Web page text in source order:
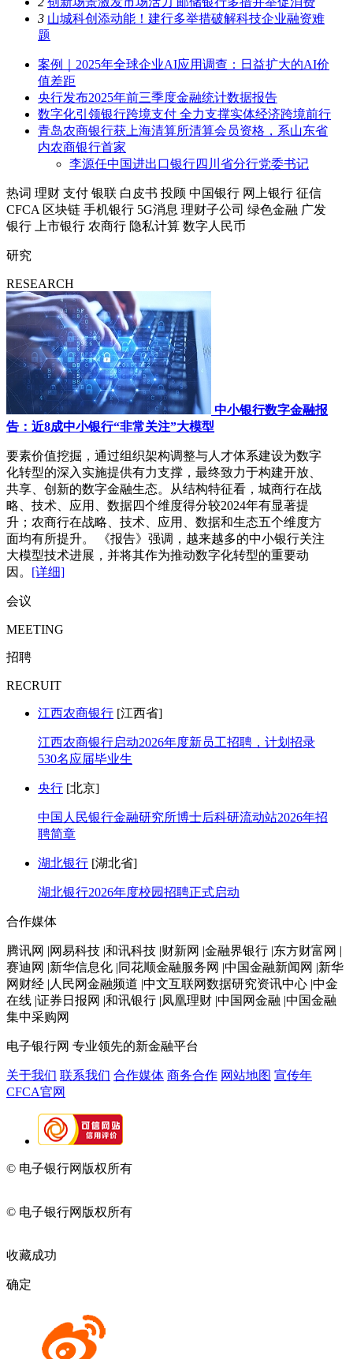
3 山城科创添动能！建行多举措破解科技企业融资难
题
案例｜2025年全球企业AI应用调查：日益扩大的AI价
值差距
央行发布2025年前三季度金融统计数据报告
数字化引领银行跨境支付 全力支撑实体经济跨境前行
青岛农商银行获上海清算所清算会员资格，系山东省
内农商银行首家
李源任中国进出口银行四川省分行党委书记
热词 理财 支付 银联 白皮书 投顾 中国银行 网上银行 征信
CFCA 区块链 手机银行 5G消息 理财子公司 绿色金融 广发
银行
上市银行 农商行 隐私计算 数字人民币
研究
RESEARCH
中小银行数字金融报
告：近8成中小银行“非常关注”大模型
要素价值挖掘，通过组织架构调整与人才体系建设为数字
化转型的深入实施提供有力支撑，最终致力于构建开放、
共享、创新的数字金融生态。从结构特征看，城商行在战
略、技术、应用、数据四个维度得分较2024年有显著提
升；农商行在战略、技术、应用、数据和生态五个维度方
面均有所提升。 《报告》强调，越来越多的中小银行关注
大模型技术进展，并将其作为推动数字化转型的重要动
因。 [详细]
会议
MEETING
招聘
RECRUIT
江西农商银行 [江西省]
江西农商银行启动2026年度新员工招聘，计划招录
530名应届毕业生
央行 [北京]
中国人民银行金融研究所博士后科研流动站2026年招
聘简章
湖北银行 [湖北省]
湖北银行2026年度校园招聘正式启动
合作媒体
腾讯网 |网易科技 |和讯科技 |财新网 |金融界银行 |东方财富网 |
赛迪网 |新华信息化 |同花顺金融服务网 |中国金融新闻网 |新华
网财经 |人民网金融频道 |中文互联网数据研究资讯中心 |中金
在线 |证券日报网 |和讯银行 |凤凰理财 |中国网金融 |中国金融
集中采购网
电子银行网 专业领先的新金融平台
关于我们 联系我们 合作媒体 商务合作 网站地图 宣传年
CFCA官网
© 电子银行网版权所有
© 电子银行网版权所有
收藏成功
确定